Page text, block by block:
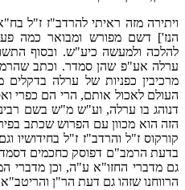
ויתירה מזה ראיתי להרדב"ז ז"ל
הנז'] דשם מפורש ומבואר כמה
להלכה ולמעשה כיע"ש. ובסוף
ערלה אע"פ שהן סמדר. וכתב
מרכיבין כפניות של ערלה בדקלים
העולם לאכול אותם, הרי הם כפרי
דנוהג בו ערלה, וע"ש מ"ש בשם
הזה הוא מכוון עם הפרוש שכתב
קורקוס ז"ל והרדב"ז ז"ל בחידושיו
בדעת הרמב"ם דפוסק כחכמים
גם מדברי החזו"א ע"ה, וכן מדברי
הרווחנו שזהו גם דעת הר"ן